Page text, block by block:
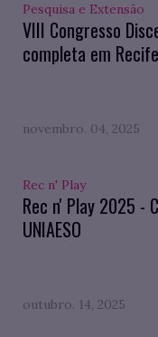
Pesquisa e Extensão
VIII Congresso
completa em Recife
novembro. 04, 2025
Rec n' Play
Rec n' Play 2025 -
UNIAESO
outubro. 14, 2025